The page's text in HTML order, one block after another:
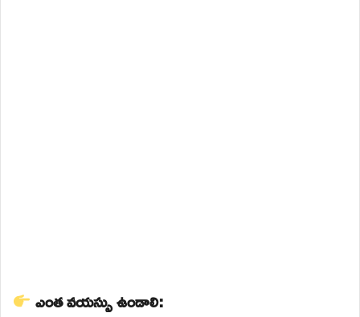
ఎంత వయస్సు ఉండాలి: